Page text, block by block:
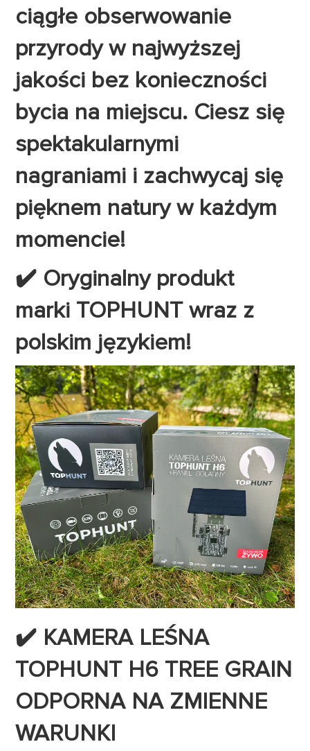
ciągłe obserwowanie
przyrody w najwyższej
jakości bez konieczności
bycia na miejscu. Ciesz się
spektakularnymi
nagraniami i zachwycaj się
pięknem natury w każdym
momencie!
✔️ Oryginalny produkt
marki TOPHUNT wraz z
polskim językiem!
✔️ KAMERA LEŚNA
TOPHUNT H6 TREE GRAIN
ODPORNA NA ZMIENNE
WARUNKI